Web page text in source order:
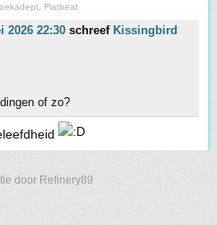
Flatbeat
2026 22:30 schreef Kissingbird
of zo?
door Refinery89